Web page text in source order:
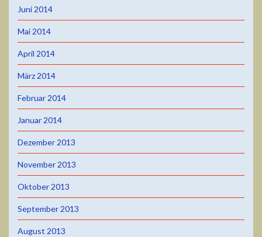
Juni 2014
Mai 2014
April 2014
März 2014
Februar 2014
Januar 2014
Dezember 2013
November 2013
Oktober 2013
September 2013
August 2013